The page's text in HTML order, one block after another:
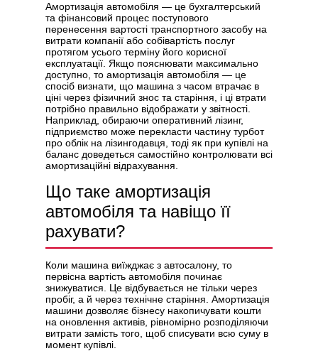
Амортизація автомобіля — це бухгалтерський
та фінансовий процес поступового
перенесення вартості транспортного засобу на
витрати компанії або собівартість послуг
протягом усього терміну його корисної
експлуатації. Якщо пояснювати максимально
доступно, то амортизація автомобіля — це
спосіб визнати, що машина з часом втрачає в
ціні через фізичний знос та старіння, і ці втрати
потрібно правильно відображати у звітності.
Наприклад, обираючи оперативний лізинг,
підприємство може перекласти частину турбот
про облік на лізингодавця, тоді як при купівлі на
баланс доведеться самостійно контролювати всі
амортизаційні відрахування.
Що таке амортизація
автомобіля та навіщо її
рахувати?
Коли машина виїжджає з автосалону, то
первісна вартість автомобіля починає
знижуватися. Це відбувається не тільки через
пробіг, а й через технічне старіння. Амортизація
машини дозволяє бізнесу накопичувати кошти
на оновлення активів, рівномірно розподіляючи
витрати замість того, щоб списувати всю суму в
момент купівлі.
Політикою конфіденційності